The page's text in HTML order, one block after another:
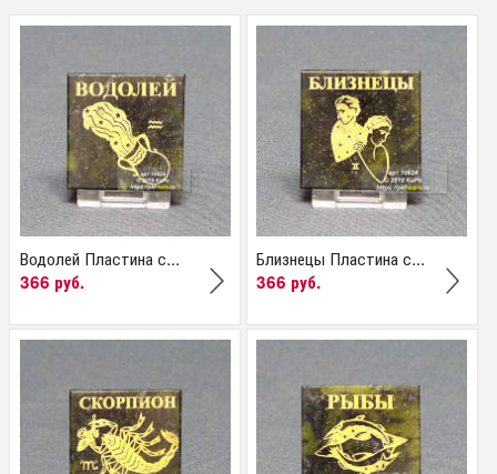
Водолей Пластина с...
366 руб.
Близнецы Пластина с...
366 руб.